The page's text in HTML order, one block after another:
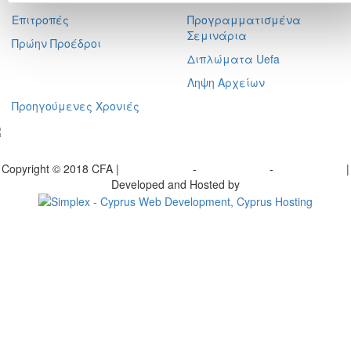
Επιτροπές
Πρώην Προέδροι
Προγραμματισμένα
Σεμινάρια
Διπλώματα Uefa
Ληψη Αρχείων
Προηγούμενες Χρονιές
Copyright © 2018 CFA | - -
|
Developed and Hosted by